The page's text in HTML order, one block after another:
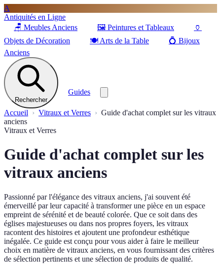
A
Antiquités en Ligne
🪑 Meubles Anciens 🖼️ Peintures et Tableaux
🏺
Objets de Décoration
🍽️ Arts de la Table 💍 Bijoux
Anciens
Rechercher
Guides
Accueil Vitraux et Verres
Guide d'achat complet sur les vitraux
anciens
Vitraux et Verres
Guide d'achat complet sur les
vitraux anciens
Passionné par l'élégance des vitraux anciens, j'ai souvent été
émerveillé par leur capacité à transformer une pièce en un espace
empreint de sérénité et de beauté colorée. Que ce soit dans des
églises majestueuses ou dans nos propres foyers, les vitraux
racontent des histoires et ajoutent une profondeur esthétique
inégalée. Ce guide est conçu pour vous aider à faire le meilleur
choix en matière de vitraux anciens, en vous fournissant des critères
de sélection pertinents et une sélection de produits de qualité.